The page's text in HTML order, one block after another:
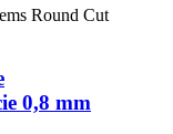
0,8 mm